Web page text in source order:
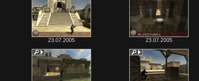
23.07.2005 23.07.2005